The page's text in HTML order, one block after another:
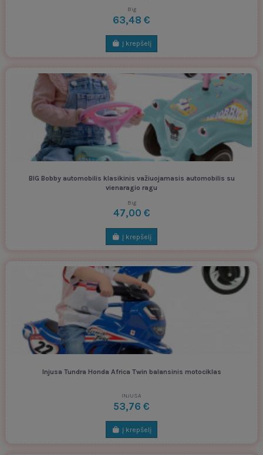
Big
63,48 €
Į krepšelį
BIG Bobby automobilis klasikinis važiuojamasis automobilis su
vienaragio ragu
Big
47,00 €
Į krepšelį
Injusa Tundra Honda Africa Twin balansinis motociklas
INJUSA
53,76 €
Į krepšelį